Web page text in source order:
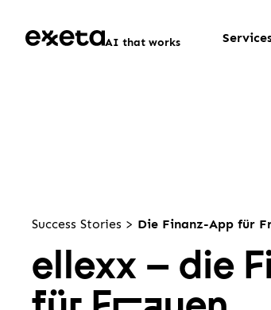
AI that works
Success Stories > Die Finanz-App für
ellexx – die